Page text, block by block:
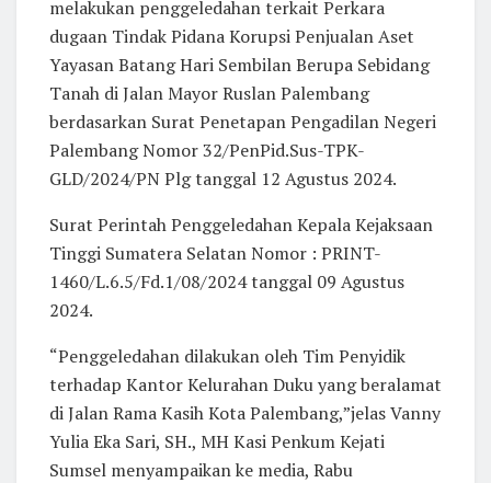
melakukan penggeledahan terkait Perkara
dugaan Tindak Pidana Korupsi Penjualan Aset
Yayasan Batang Hari Sembilan Berupa Sebidang
Tanah di Jalan Mayor Ruslan Palembang
berdasarkan Surat Penetapan Pengadilan Negeri
Palembang Nomor 32/PenPid.Sus-TPK-
GLD/2024/PN Plg tanggal 12 Agustus 2024.
Surat Perintah Penggeledahan Kepala Kejaksaan
Tinggi Sumatera Selatan Nomor : PRINT-
1460/L.6.5/Fd.1/08/2024 tanggal 09 Agustus
2024.
“Penggeledahan dilakukan oleh Tim Penyidik
terhadap Kantor Kelurahan Duku yang beralamat
di Jalan Rama Kasih Kota Palembang,”jelas Vanny
Yulia Eka Sari, SH., MH Kasi Penkum Kejati
Sumsel menyampaikan ke media, Rabu